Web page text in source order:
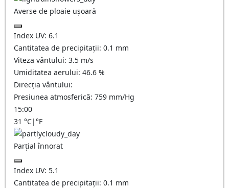
Averse de ploaie ușoară
Index UV: 6.1
Cantitatea de precipitații: 0.1 mm
Viteza vântului: 3.5 m/s
Umiditatea aerului: 46.6 %
Direcția vântului:
Presiunea atmosferică: 759 mm/Hg
15:00
31 °C|°F
Parțial înnorat
Index UV: 5.1
Cantitatea de precipitații: 0.1 mm